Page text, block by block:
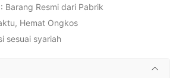
Barang Resmi dari Pabrik
Hemat Ongkos
sesuai syariah